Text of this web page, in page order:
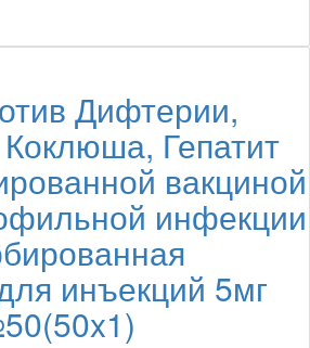
Дифтерии,
Гепатит
вакциной
инфекции
инъекций 5мг